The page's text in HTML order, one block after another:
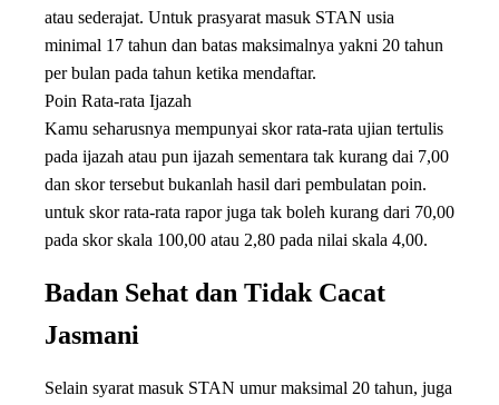
atau sederajat. Untuk prasyarat masuk STAN usia
minimal 17 tahun dan batas maksimalnya yakni 20 tahun
per bulan pada tahun ketika mendaftar.
Poin Rata-rata Ijazah
Kamu seharusnya mempunyai skor rata-rata ujian tertulis
pada ijazah atau pun ijazah sementara tak kurang dai 7,00
dan skor tersebut bukanlah hasil dari pembulatan poin.
untuk skor rata-rata rapor juga tak boleh kurang dari 70,00
pada skor skala 100,00 atau 2,80 pada nilai skala 4,00.
Badan Sehat dan Tidak Cacat
Jasmani
Selain syarat masuk STAN umur maksimal 20 tahun, juga